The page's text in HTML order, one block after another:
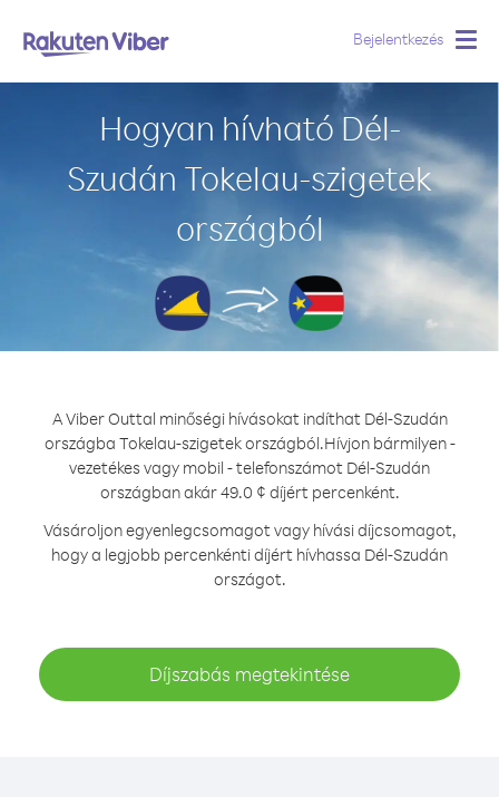
Bejelentkezés
Hogyan hívható Dél-
Szudán Tokelau-szigetek
országból
A Viber Outtal minőségi hívásokat indíthat Dél-Szudán
országba Tokelau-szigetek országból.Hívjon bármilyen -
vezetékes vagy mobil - telefonszámot Dél-Szudán
országban akár 49.0 ¢ díjért percenként.
Vásároljon egyenlegcsomagot vagy hívási díjcsomagot,
hogy a legjobb percenkénti díjért hívhassa Dél-Szudán
országot.
Díjszabás megtekintése